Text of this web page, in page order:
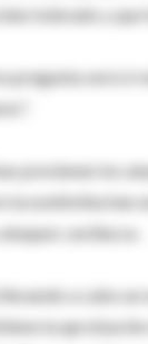
tolerado y
pregunta será
previenen los
la ezetimiba
cardiacos.
llevando a cabo
la